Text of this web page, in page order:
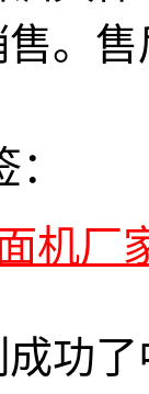
。
机厂
功